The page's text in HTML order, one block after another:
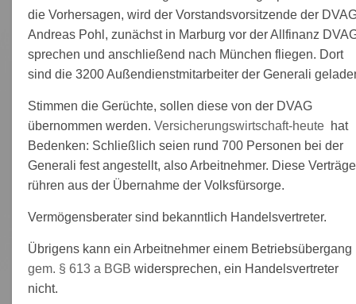
die Vorhersagen, wird der Vorstandsvorsitzende der
Andreas Pohl, zunächst in Marburg vor der Allfinanz
sprechen und anschließend nach München fliegen. Dort
sind die 3200 Außendienstmitarbeiter der Generali
Stimmen die Gerüchte, sollen diese von der DVAG
übernommen werden.Versicherungswirtschaft-heute hat
Bedenken: Schließlich seien rund 700 Personen bei der
Generali fest angestellt, also Arbeitnehmer. Diese Verträge
rühren aus der Übernahme der Volksfürsorge.
Vermögensberater sind bekanntlich Handelsvertreter.
Übrigens kann ein Arbeitnehmer einem Betriebsübergang
gem. § 613 a BGB widersprechen, ein Handelsvertreter
nicht.